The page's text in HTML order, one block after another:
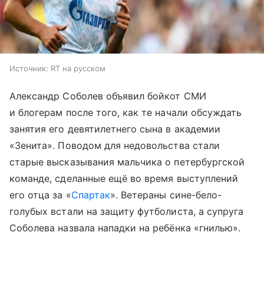
Источник: RT на русском
Александр Соболев объявил бойкот СМИ
и блогерам после того, как те начали обсуждать
занятия его девятилетнего сына в академии
«Зенита». Поводом для недовольства стали
старые высказывания мальчика о петербургской
команде, сделанные ещё во время выступлений
его отца за «Спартак». Ветераны сине-бело-
голубых встали на защиту футболиста, а супруга
Соболева назвала нападки на ребёнка «гнилью».